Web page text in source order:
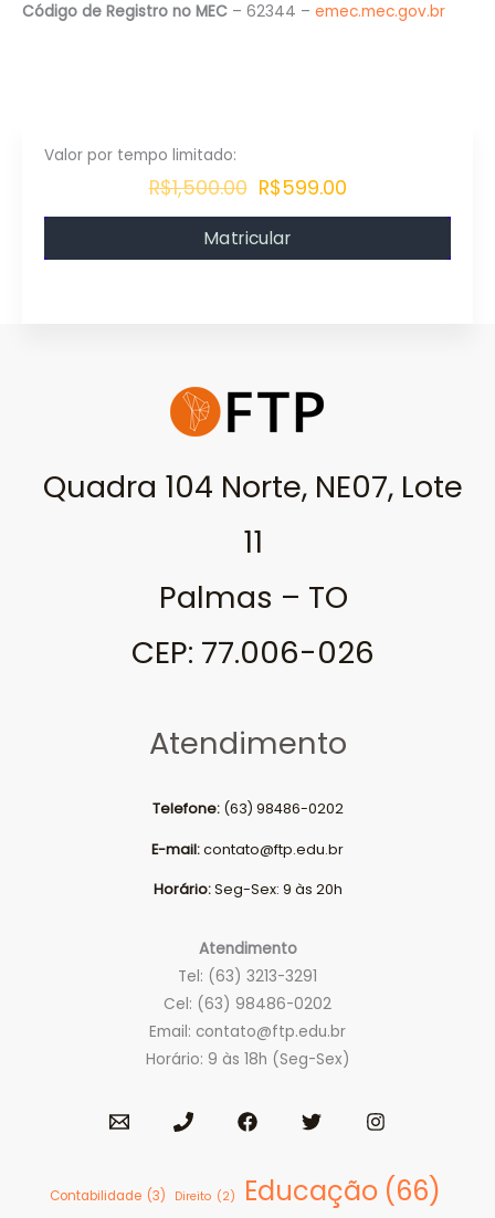
Código de Registro no MEC – 62344 – emec.mec.gov.br
R$1,500.00 R$599.00
Matricular
Quadra 104 Norte, NE07, Lote
11
Palmas – TO
CEP: 77.006-026
Atendimento
Telefone: (63) 98486-0202
E-mail:contato@ftp.edu.br
Horário:Seg-Sex: 9 às 20h
Atendimento
Tel: (63) 3213-3291
Cel: (63) 98486-0202
Email: contato@ftp.edu.br
Horário: 9 às 18h (Seg-Sex)
Contabilidade (3) Direito (2) Educação (66)